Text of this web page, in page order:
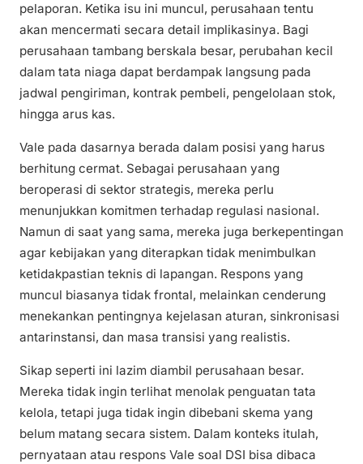
pelaporan. Ketika isu ini muncul, perusahaan tentu
akan mencermati secara detail implikasinya. Bagi
perusahaan tambang berskala besar, perubahan kecil
dalam tata niaga dapat berdampak langsung pada
jadwal pengiriman, kontrak pembeli, pengelolaan stok,
hingga arus kas.
Vale pada dasarnya berada dalam posisi yang harus
berhitung cermat. Sebagai perusahaan yang
beroperasi di sektor strategis, mereka perlu
menunjukkan komitmen terhadap regulasi nasional.
Namun di saat yang sama, mereka juga berkepentingan
agar kebijakan yang diterapkan tidak menimbulkan
ketidakpastian teknis di lapangan. Respons yang
muncul biasanya tidak frontal, melainkan cenderung
menekankan pentingnya kejelasan aturan, sinkronisasi
antarinstansi, dan masa transisi yang realistis.
Sikap seperti ini lazim diambil perusahaan besar.
Mereka tidak ingin terlihat menolak penguatan tata
kelola, tetapi juga tidak ingin dibebani skema yang
belum matang secara sistem. Dalam konteks itulah,
pernyataan atau respons Vale soal DSI bisa dibaca